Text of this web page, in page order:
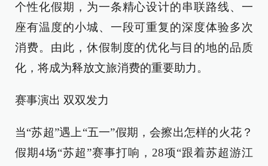
个性化假期，为一条精心设计的串联路线、一
座有温度的小城、一段可重复的深度体验多次
消费。由此，休假制度的优化与目的地的品质
化，将成为释放文旅消费的重要助力。
赛事演出 双双发力
当“苏超”遇上“五一”假期，会擦出怎样的火花？
假期4场“苏超”赛事打响，28项“跟着苏超游江